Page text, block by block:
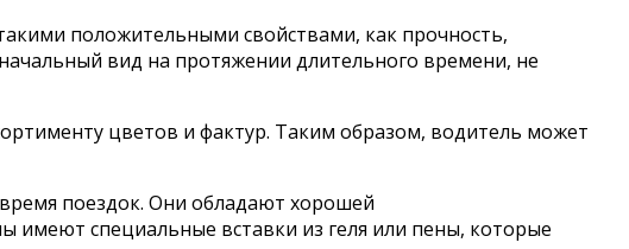
положительными свойствами, как прочность,
вид на протяжении длительного времени, не
цветов и фактур. Таким образом, водитель может
поездок. Они обладают хорошей
имеют специальные вставки из геля или пены, которые